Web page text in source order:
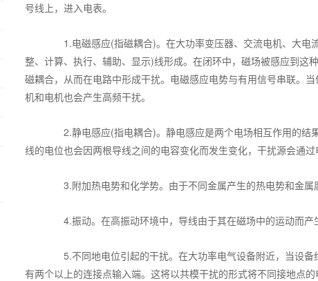
号线上，进入电表。
1.电磁感应(指磁耦合)。在大功率变压器、交流电机、大电
整、计算、执行、辅助、显示)线形成。在闭环中，磁场被感应到这
磁耦合，从而在电路中形成干扰。电磁感应电势与有用信号串联。
机和电机也会产生高频干扰。
2.静电感应(指电耦合)。静电感应是两个电场相互作用的结
线的电位也会因两根导线之间的电容变化而发生变化，干扰源会通过
3.附加热电势和化学势。由于不同金属产生的热电势和金属
4.振动。在高振动环境中，导线由于其在磁场中的运动而产
5.不同地电位引起的干扰。在大功率电气设备附近，当设备
有两个以上的连接点输入端。这将以共模干扰的形式将不同接地点